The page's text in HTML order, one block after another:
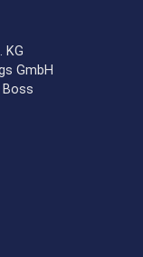
KG
GmbH